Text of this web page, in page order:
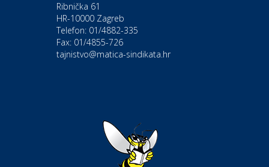
Gastro
Hotel Bunčić Vrbovec
Izletište i vinotočje VINIA
Ribnička 61
HR-10000 Zagreb
Telefon: 01/4882-335
Fax: 01/4855-726
tajnistvo@matica-sindikata.hr